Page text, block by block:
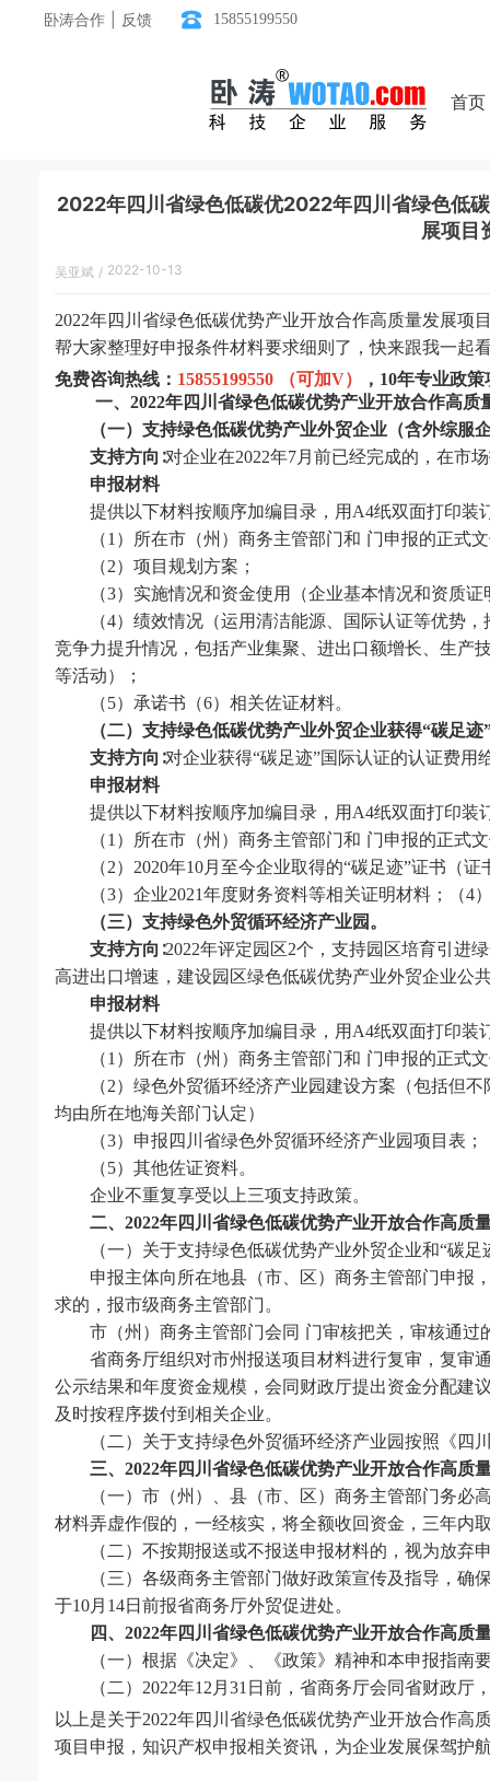
卧涛合作 | 反馈 15855199550
首页
2022年四川省绿色低碳优2022年四川省绿色低
展项目
吴亚斌 / 2022-10-13
2022年四川省绿色低碳优势产业开放合作高质量发展项
帮大家整理好申报条件材料要求细则了，快来跟我一起
免费咨询热线： 15855199550 （可加V） ， 10年专业政
一、 2022年四川省绿色低碳优势产业开放合作高质
（一）支持绿色低碳优势产业外贸企业（含外综服
支持方向 ∶对企业在2022年7月前已经完成的，在市
申报材料
提供以下材料按顺序加编目录，用 A4纸双面打印装
（1）所在市（州）商务主管部门和 门申报的正式
（2）项目规划方案；
（3）实施情况和资金使用（企业基本情况和资质
（4）绩效情况（运用清洁能源、国际认证等优势
竞争力提升情况，包括产业集聚、进出口额增长、生产
等活动）；
（5）承诺书（6）相关佐证材料。
（二）支持绿色低碳优势产业外贸企业获得“碳足迹
支持方向 ∶对企业获得“碳足迹”国际认证的认证费用
申报材料
提供以下材料按顺序加编目录，用 A4纸双面打印装
（1）所在市（州）商务主管部门和 门申报的正式
（2）2020年10月至今企业取得的“碳足迹”证书（证
（3）企业2021年度财务资料等相关证明材料；（4
（三）支持绿色外贸循环经济产业园。
支持方向 ∶2022年评定园区2个，支持园区培育引
高进出口增速，建设园区绿色低碳优势产业外贸企业公
申报材料
提供以下材料按顺序加编目录，用 A4纸双面打印装
（1）所在市（州）商务主管部门和 门申报的正式
（2）绿色外贸循环经济产业园建设方案（包括但
均由所在地海关部门认定）
（3）申报四川省绿色外贸循环经济产业园项目表
（5）其他佐证资料。
企业不重复享受以上三项支持政策。
二、 2022年四川省绿色低碳优势产业开放合作高质
（一）关于支持绿色低碳优势产业外贸企业和“碳足
申报主体向所在地县（市、区）商务主管部门申报
求的，报市级商务主管部门。
市（州）商务主管部门会同 门审核把关，审核通过
省商务厅组织对市州报送项目材料进行复审，复审通
公示结果和年度资金规模，会同财政厅提出资金分配建
及时按程序拨付到相关企业。
（二）关于支持绿色外贸循环经济产业园按照《四
三、 2022年四川省绿色低碳优势产业开放合作高质
（一）市（州）、县（市、区）商务主管部门务必高
材料弄虚作假的，一经核实，将全额收回资金，三年内
（二）不按期报送或不报送申报材料的，视为放弃
（三）各级商务主管部门做好政策宣传及指导，确保
于10月14日前报省商务厅外贸促进处。
四、 2022年四川省绿色低碳优势产业开放合作高质
（一）根据《决定》、《政策》精神和本申报指南
（二） 2022年12月31日前，省商务厅会同省财政
以上是关于2022年四川省绿色低碳优势产业开放合作高
项目申报，知识产权申报相关资讯，为企业发展保驾护